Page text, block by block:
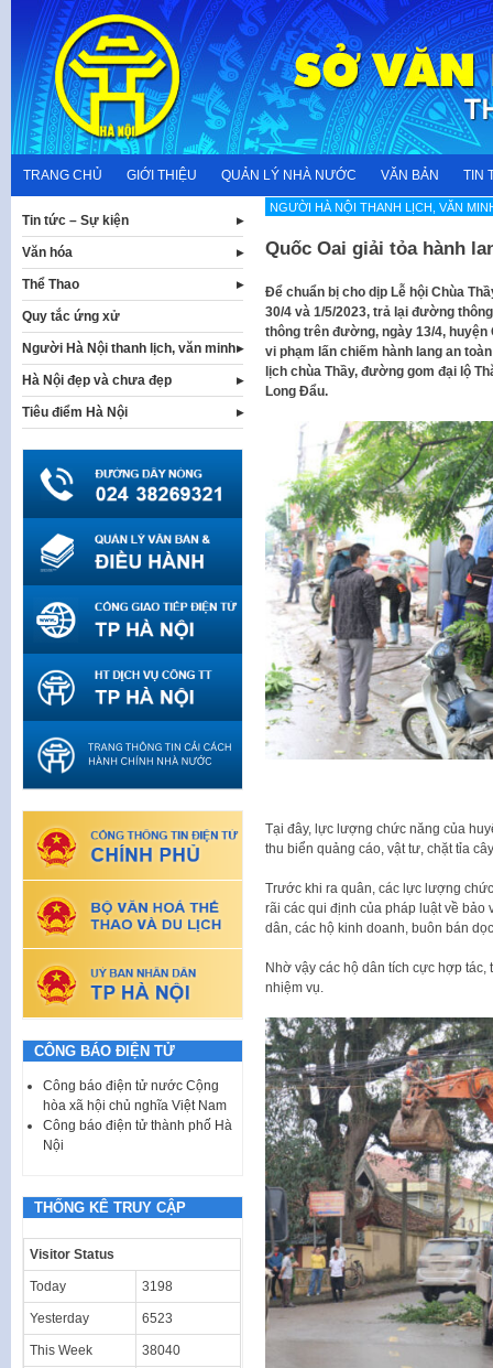
content
TRANG CHỦ GIỚI THIỆU QUẢN LÝ NHÀ NƯỚC VĂN BẢN TIN
NGƯỜI HÀ NỘI THANH LỊCH, VĂN
Quốc Oai giải tỏa hành
Để chuẩn bị cho dịp Lễ hội Chùa
30/4 và 1/5/2023, trả lại đường
thông trên đường, ngày 13/4,
vi phạm lấn chiếm hành lang an
lịch chùa Thầy, đường gom đại lộ
Long Đẩu.
Tại đây, lực lượng chức năng của
thu biển quảng cáo, vật tư, chặt tỉa
Trước khi ra quân, các lực lượng
rãi các qui định của pháp luật về
dân, các hộ kinh doanh, buôn bán
Nhờ vậy các hộ dân tích cực hợp
nhiệm vụ.
Tin tức – Sự kiện
Văn hóa
Thể Thao
Quy tắc ứng xử
Người Hà Nội thanh lịch, văn minh
Hà Nội đẹp và chưa đẹp
Tiêu điểm Hà Nội
CÔNG BÁO ĐIỆN TỬ
Công báo điện tử nước Cộng
hòa xã hội chủ nghĩa Việt Nam
Công báo điện tử thành phố Hà
Nội
THỐNG KÊ TRUY CẬP
Visitor Status
Today 3198
Yesterday 6523
This Week 38040